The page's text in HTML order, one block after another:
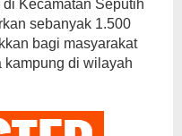
Kecamatan Seputih
sebanyak 1.500
bagi masyarakat
kampung di wilayah